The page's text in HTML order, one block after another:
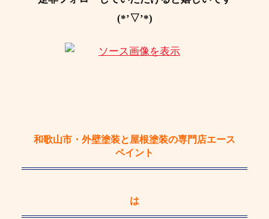
(*’▽’*)
和歌山市・外壁塗装と屋根塗装の専門店エース
ペイント
は